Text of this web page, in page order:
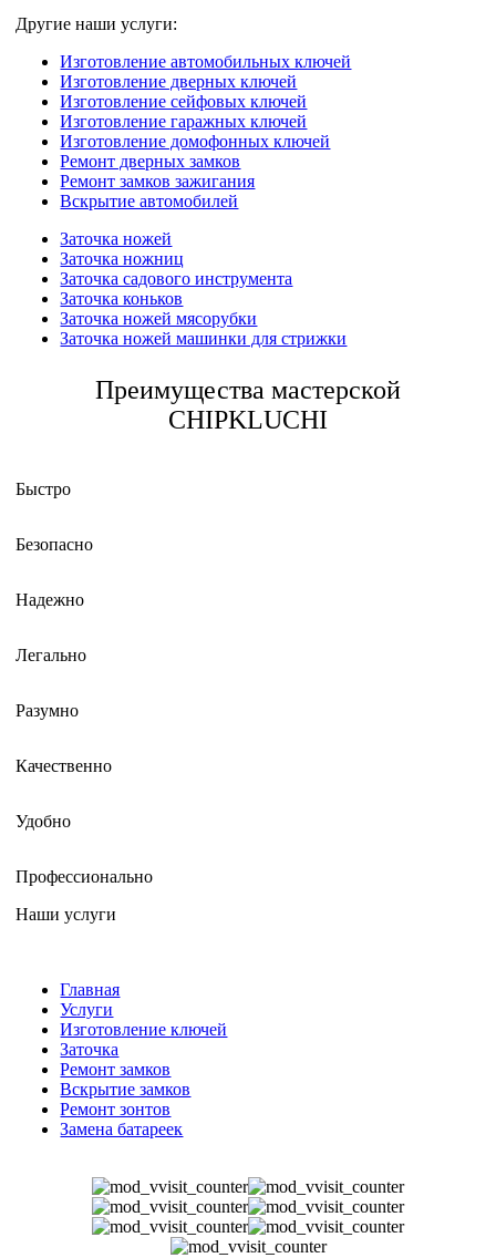
Другие наши услуги:
Изготовление автомобильных ключей
Изготовление дверных ключей
Изготовление сейфовых ключей
Изготовление гаражных ключей
Изготовление домофонных ключей
Ремонт дверных замков
Ремонт замков зажигания
Вскрытие автомобилей
Заточка ножей
Заточка ножниц
Заточка садового инструмента
Заточка коньков
Заточка ножей мясорубки
Заточка ножей машинки для стрижки
Преимущества мастерской
CHIPKLUCHI
Быстро
Безопасно
Надежно
Легально
Разумно
Качественно
Удобно
Профессионально
Наши услуги
Главная
Услуги
Изготовление ключей
Заточка
Ремонт замков
Вскрытие замков
Ремонт зонтов
Замена батареек